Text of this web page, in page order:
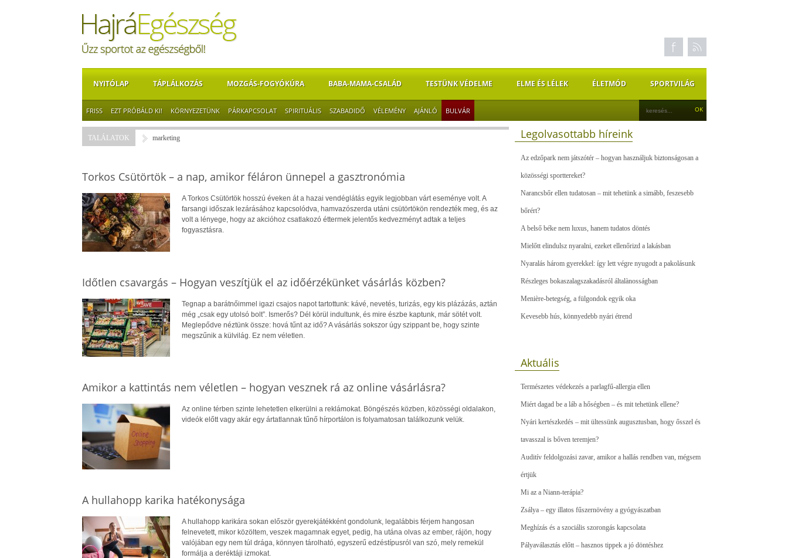
NYITÓLAP TÁPLÁLKOZÁS MOZGÁS-FOGYÓKÚRA BABA-MAMA-CSALÁD TESTÜNK VÉDELME ELME ÉS LÉLEK ÉLETMÓD SPORTVILÁG
FRISS EZT PRÓBÁLD KI! KÖRNYEZETÜNK PÁRKAPCSOLAT SPIRITUÁLIS SZABADIDŐ VÉLEMÉNY AJÁNLÓ BULVÁR
TALÁLATOK marketing
Torkos Csütörtök – a nap, amikor féláron ünnepel a gasztronómia
A Torkos Csütörtök hosszú éveken át a hazai vendéglátás egyik legjobban várt eseménye volt. A
farsangi időszak lezárásához kapcsolódva, hamvazószerda utáni csütörtökön rendezték meg, és az
volt a lényege, hogy az akcióhoz csatlakozó éttermek jelentős kedvezményt adtak a teljes
fogyasztásra.
Időtlen csavargás – Hogyan veszítjük el az időérzékünket vásárlás közben?
Tegnap a barátnőimmel igazi csajos napot tartottunk: kávé, nevetés, turizás, egy kis plázázás, aztán
még „csak egy utolsó bolt”. Ismerős? Dél körül indultunk, és mire észbe kaptunk, már sötét volt.
Meglepődve néztünk össze: hová tűnt az idő? A vásárlás sokszor úgy szippant be, hogy szinte
megszűnik a külvilág. Ez nem véletlen.
Amikor a kattintás nem véletlen – hogyan vesznek rá az online vásárlásra?
Az online térben szinte lehetetlen elkerülni a reklámokat. Böngészés közben, közösségi oldalakon,
videók előtt vagy akár egy ártatlannak tűnő hírportálon is folyamatosan találkozunk velük.
A hullahopp karika hatékonysága
A hullahopp karikára sokan először gyerekjátékként gondolunk, legalábbis férjem hangosan
felnevetett, mikor közöltem, veszek magamnak egyet, pedig, ha utána olvas az ember, rájön, hogy
valójában egy nem túl drága, könnyen tárolható, egyszerű edzéstípusról van szó, mely remekül
formálja a deréktáji izmokat.
Legolvasottabb híreink
Az edzőpark nem játszótér – hogyan használjuk biztonságosan a
közösségi sporttereket?
Narancsbőr ellen tudatosan – mit tehetünk a simább, feszesebb
bőrért?
A belső béke nem luxus, hanem tudatos döntés
Mielőtt elindulsz nyaralni, ezeket ellenőrizd a lakásban
Nyaralás három gyerekkel: így lett végre nyugodt a pakolásunk
Részleges bokaszalagszakadásról általànosságban
Menière-betegség, a fülgondok egyik oka
Kevesebb hús, könnyedebb nyári étrend
Aktuális
Természetes védekezés a parlagfű-allergia ellen
Miért dagad be a láb a hőségben – és mit tehetünk ellene?
Nyári kertészkedés – mit ültessünk augusztusban, hogy ősszel és
tavasszal is bőven teremjen?
Auditív feldolgozási zavar, amikor a hallás rendben van, mégsem
értjük
Mi az a Niann-terápia?
Zsálya – egy illatos fűszernövény a gyógyászatban
Meghízás és a szociális szorongás kapcsolata
Pályaválasztás előtt – hasznos tippek a jó döntéshez